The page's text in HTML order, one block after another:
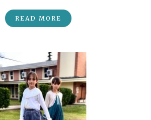
READ MORE